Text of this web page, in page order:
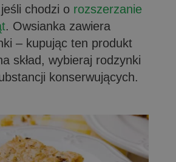
chodzi o rozszerzanie
. Owsianka zawiera
– kupując ten produkt
skład, wybieraj rodzynki
konserwujących.